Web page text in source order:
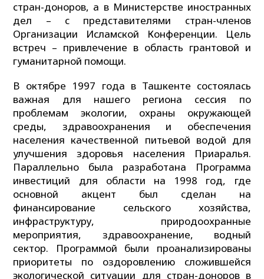
стран-доноров, а в Министерстве иностранных
дел – с представителями стран-членов
Организации Исламской Конференции. Цель
встреч – привлечение в область грантовой и
гуманитарной помощи.
В октябре 1997 года в Ташкенте состоялась
важная для нашего региона сессия по
проблемам экологии, охраны окружающей
среды, здравоохранения и обеспечения
населения качественной питьевой водой для
улучшения здоровья населения Приаралья.
Параллельно была разработана Программа
инвестиций для области на 1998 год, где
основной акцент был сделан на
финансирование сельского хозяйства,
инфраструктуру, природоохранные
мероприятия, здравоохранение, водный
сектор. Программой были проанализированы
приоритеты по оздоровлению сложившейся
экологической ситуации для стран-доноров в